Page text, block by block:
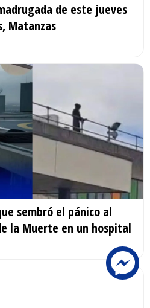
de este jueves
Matanzas
sembró el pánico al
la Muerte en un hospital